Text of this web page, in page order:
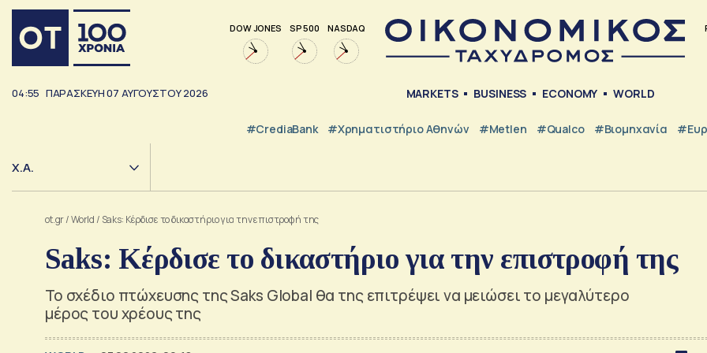
DOW JONES SP 500 NASDAQ
04:55 ΠΑΡΑΣΚΕΥΗ07 ΑΥΓΟΥΣΤΟΥ2026 MARKETS BUSINESS ECONOMY WORLD
#CrediaBank #Χρηματιστήριο Αθηνών #metlen #Qualco #Βιομηχανία
Χ.Α.
ot.gr/World / Saks: Κέρδισε το δικαστήριο για την επιστροφή της
Saks: Κέρδισε το δικαστήριο για την επιστροφή της
Το σχέδιο πτώχευσης της Saks Global θα της επιτρέψει να μειώσει το μεγαλύτερο
μέρος του χρέους της